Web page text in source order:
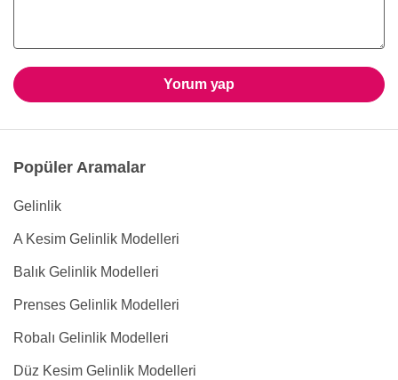
Yorum yap
Popüler Aramalar
Gelinlik
A Kesim Gelinlik Modelleri
Balık Gelinlik Modelleri
Prenses Gelinlik Modelleri
Robalı Gelinlik Modelleri
Düz Kesim Gelinlik Modelleri